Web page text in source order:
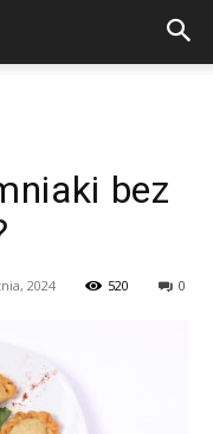
bez
2024 520 0